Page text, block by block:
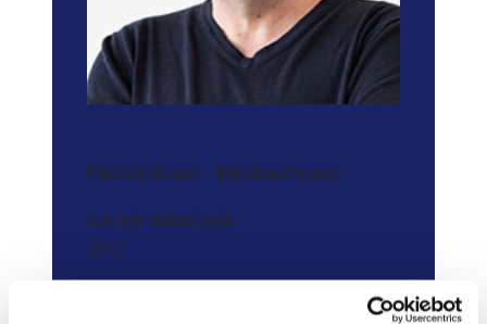
Patrick Kranz - Bürokaufmann
Ich bin dabei seit:
2012